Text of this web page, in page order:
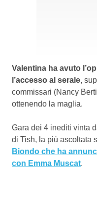
Valentina ha avuto
l’accesso al serale,
commissari (Nancy
ottenendo la maglia.
Gara dei 4 inediti vinta
di Tish, la più ascoltata
Biondo che ha
con Emma Muscat.